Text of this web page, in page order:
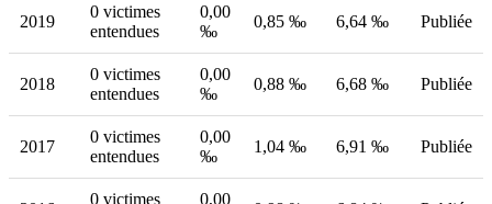
2019
0 victimes
entendues
0,00
‰
0,85 ‰ 6,64 ‰ Publiée
2018
0 victimes
entendues
0,00
‰
0,88 ‰ 6,68 ‰ Publiée
2017
0 victimes
entendues
0,00
‰
1,04 ‰ 6,91 ‰ Publiée
0 victimes
0,00